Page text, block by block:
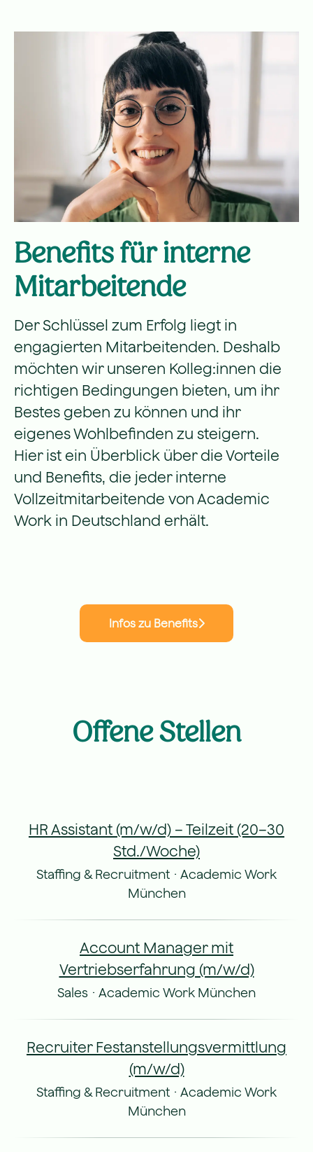
Benefits für interne
Mitarbeitende
Der Schlüssel zum Erfolg liegt in
engagierten Mitarbeitenden. Deshalb
möchten wir unseren Kolleg:innen die
richtigen Bedingungen bieten, um ihr
Bestes geben zu können und ihr
eigenes Wohlbefinden zu steigern.
Hier ist ein Überblick über die Vorteile
und Benefits, die jeder interne
Vollzeitmitarbeitende von Academic
Work in Deutschland erhält.
Infos zu Benefits
Offene Stellen
HR Assistant (m/w/d) – Teilzeit (20–30
Std./Woche)
Staffing & Recruitment · Academic Work
München
Account Manager mit
Vertriebserfahrung (m/w/d)
Sales · Academic Work München
Recruiter Festanstellungsvermittlung
(m/w/d)
Staffing & Recruitment · Academic Work
München